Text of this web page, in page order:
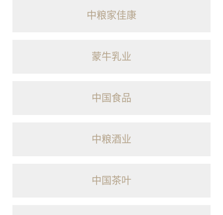
中粮家佳康
蒙牛乳业
中国食品
中粮酒业
中国茶叶